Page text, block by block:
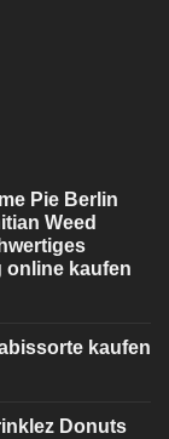
Pie Berlin
Weed
online kaufen
kaufen
Donuts